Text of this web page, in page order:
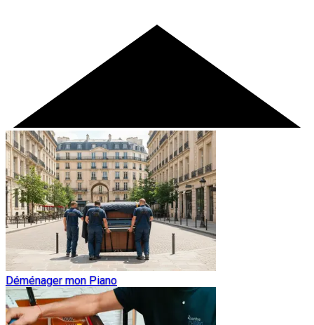
Déménager mon Piano